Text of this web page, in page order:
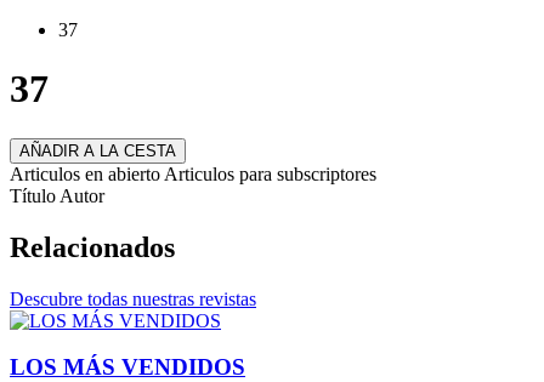
37
37
AÑADIR A LA CESTA
Articulos en abierto Articulos para subscriptores
Título Autor
Relacionados
Descubre todas nuestras revistas
LOS MÁS VENDIDOS